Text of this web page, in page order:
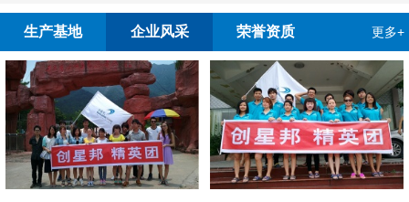
生产基地 企业风采 荣誉资质 更多+